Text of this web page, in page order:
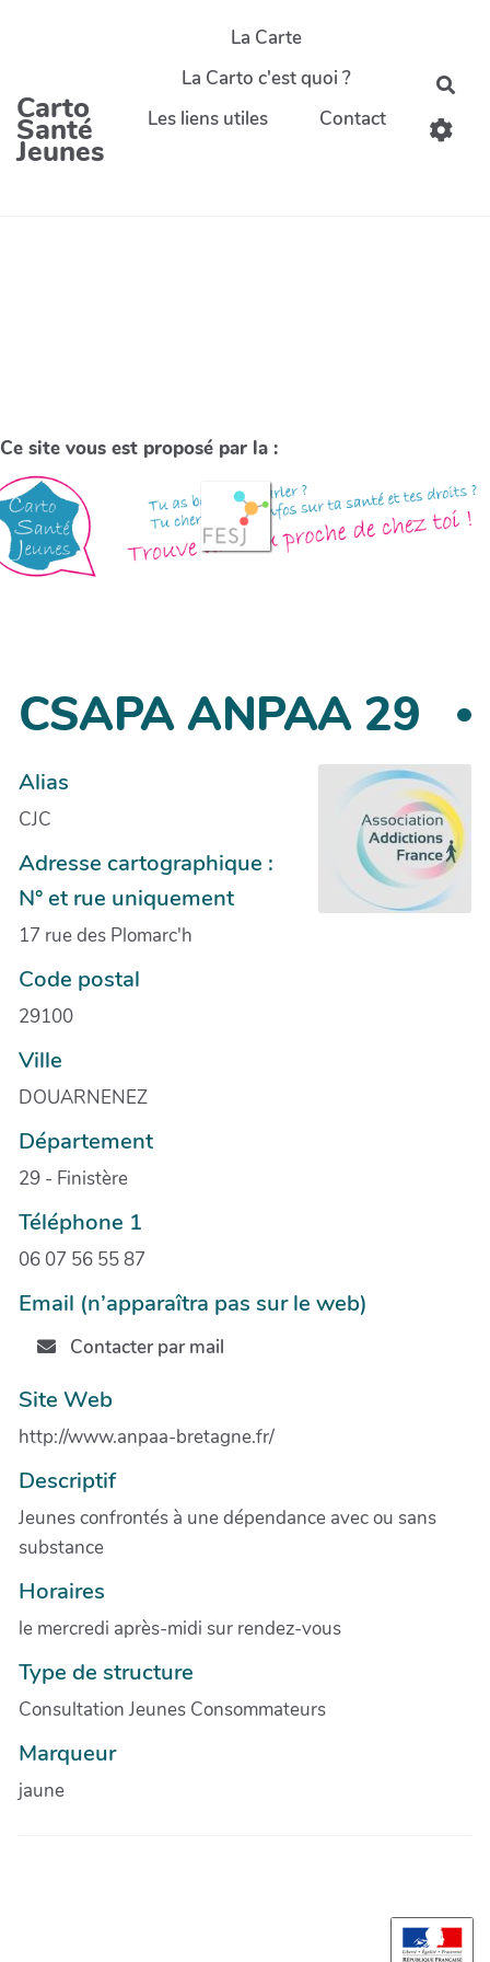
Carto
Santé
Jeunes
La Carte
La Carto c'est quoi ?
Les liens utiles
Contact
Ce site vous est proposé par la :
CSAPA ANPAA 29
Alias
CJC
Adresse cartographique :
N° et rue uniquement
17 rue des Plomarc'h
Code postal
29100
Ville
DOUARNENEZ
Département
29 - Finistère
Téléphone 1
06 07 56 55 87
Email (n’apparaîtra pas sur le web)
Contacter par mail
Site Web
http://www.anpaa-bretagne.fr/
Descriptif
Jeunes confrontés à une dépendance avec ou sans
substance
Horaires
le mercredi après-midi sur rendez-vous
Type de structure
Consultation Jeunes Consommateurs
Marqueur
jaune